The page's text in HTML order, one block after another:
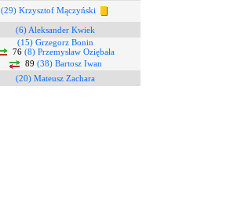
(29) Krzysztof Mączyński
(6) Aleksander Kwiek
(15) Grzegorz Bonin
76 (8) Przemysław Oziębała
89 (38) Bartosz Iwan
(20) Mateusz Zachara